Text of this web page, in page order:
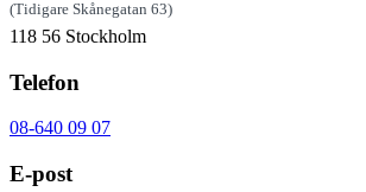
(Tidigare Skånegatan 63)
118 56 Stockholm
Telefon
08-640 09 07
E-post